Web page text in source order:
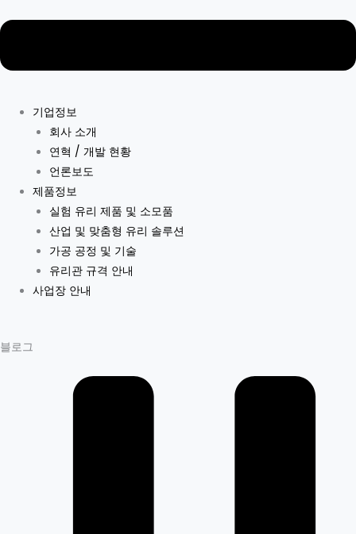
기업정보
회사 소개
연혁 / 개발 현황
언론보도
제품정보
실험 유리 제품 및 소모품
산업 및 맞춤형 유리 솔루션
가공 공정 및 기술
유리관 규격 안내
사업장 안내
블로그